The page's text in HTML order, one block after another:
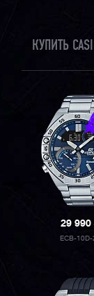
КУПИТЬ
29 990
ECB-10D-